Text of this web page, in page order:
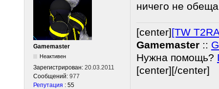
Gamemaster
Неактивен
Зарегистрирован: 20.03.2011
Сообщений: 977
Репутация : 55
ничего не
[center][TW
Gamemaster ::
Нужна помощь?
[center][/center]